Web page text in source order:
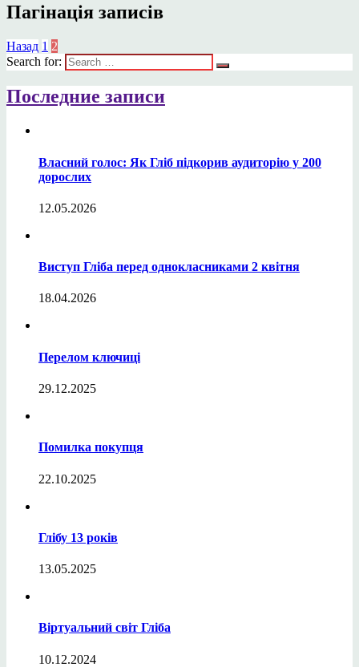
Пагінація записів
Назад 1 2
Search for:
Последние записи
Власний голос: Як Гліб підкорив аудиторію у 200
дорослих
12.05.2026
Виступ Гліба перед однокласниками 2 квітня
18.04.2026
Перелом ключиці
29.12.2025
Помилка покупця
22.10.2025
Глібу 13 років
13.05.2025
Віртуальний світ Гліба
10.12.2024